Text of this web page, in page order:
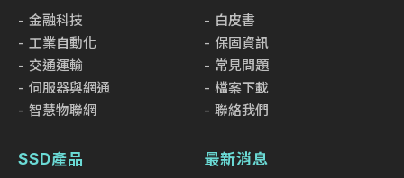
金融科技
工業自動化
交通運輸
伺服器與網通
智慧物聯網
白皮書
保固資訊
常見問題
檔案下載
聯絡我們
SSD產品 最新消息